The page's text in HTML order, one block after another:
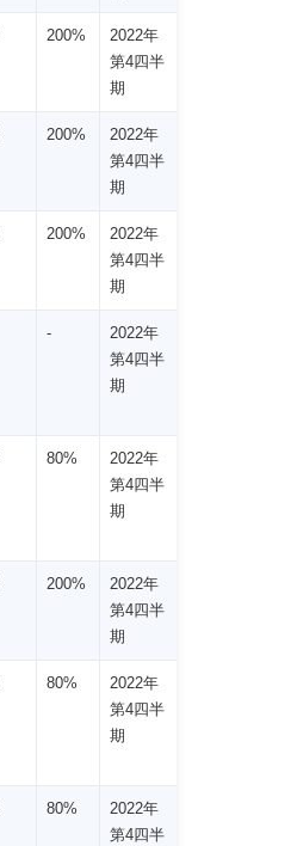
200%
2022年
第4四半
期
200%
2022年
第4四半
期
200%
2022年
第4四半
期
-
2022年
第4四半
期
80%
2022年
第4四半
期
200%
2022年
第4四半
期
80%
2022年
第4四半
期
80%
2022年
第4四半